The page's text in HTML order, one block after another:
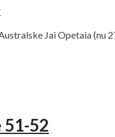
Jai Opetaia
51-52